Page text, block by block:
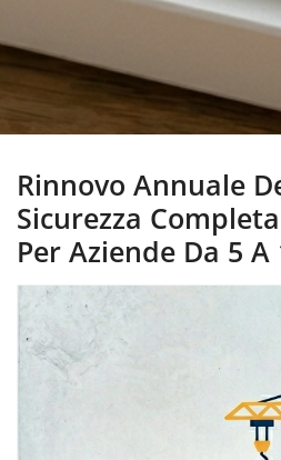
Rinnovo Annuale
Sicurezza Completa
Per Aziende Da 5